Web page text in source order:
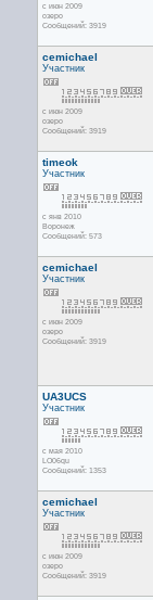
с июн 2009
озеро
Сообщений: 3919
cemichael
Участник
с июн 2009
озеро
Сообщений: 3919
timeok
Участник
с янв 2010
Воронеж
Сообщений: 573
cemichael
Участник
с июн 2009
озеро
Сообщений: 3919
UA3UCS
Участник
с мая 2010
LO06qu
Сообщений: 1353
cemichael
Участник
с июн 2009
озеро
Сообщений: 3919